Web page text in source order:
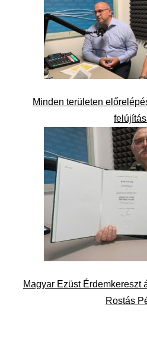
Minden területen
Magyar Ezüst Érdemkereszt
Rostás